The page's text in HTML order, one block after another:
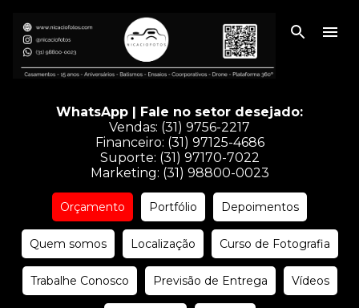
Pular para o conteúdo principal
WhatsApp | Fale no setor desejado:
Vendas: (31) 9756-2217
Financeiro: (31) 97125-4686
Suporte: (31) 97170-7022
Marketing: (31) 98800-0023
Orçamento Portfólio Depoimentos
Quem somos Localização Curso de Fotografia
Trabalhe Conosco Previsão de Entrega Vídeos